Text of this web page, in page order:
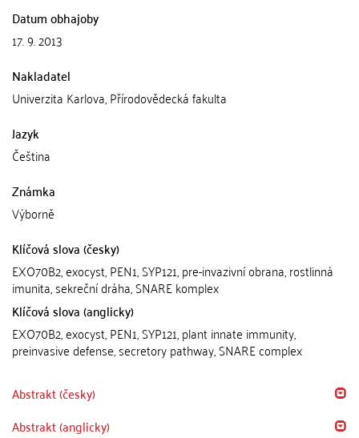
Datum obhajoby
17. 9. 2013
Nakladatel
Univerzita Karlova, Přírodovědecká fakulta
Jazyk
Čeština
Známka
Výborně
Klíčová slova (česky)
EXO70B2, exocyst, PEN1, SYP121, pre-invazivní obrana, rostlinná
imunita, sekreční dráha, SNARE komplex
Klíčová slova (anglicky)
EXO70B2, exocyst, PEN1, SYP121, plant innate immunity,
preinvasive defense, secretory pathway, SNARE complex
Abstrakt (česky)
Abstrakt (anglicky)